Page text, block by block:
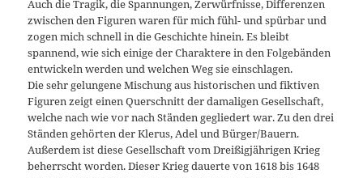
Auch die Tragik, die Spannungen, Zerwürfnisse, Differenzen
zwischen den Figuren waren für mich fühl- und spürbar und
zogen mich schnell in die Geschichte hinein. Es bleibt
spannend, wie sich einige der Charaktere in den Folgebänden
entwickeln werden und welchen Weg sie einschlagen.
Die sehr gelungene Mischung aus historischen und fiktiven
Figuren zeigt einen Querschnitt der damaligen Gesellschaft,
welche nach wie vor nach Ständen gegliedert war. Zu den drei
Ständen gehörten der Klerus, Adel und Bürger/Bauern.
Außerdem ist diese Gesellschaft vom Dreißigjährigen Krieg
beherrscht worden. Dieser Krieg dauerte von 1618 bis 1648